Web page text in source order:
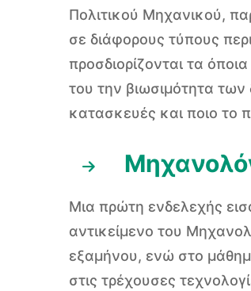
Πολιτικού Μηχανικού,
σε διάφορους τύπους
προσδιορίζονται τα
του την βιωσιμότητα
κατασκευές και ποιο το
Μια πρώτη ενδελεχής
αντικείμενο του
εξαμήνου, ενώ στο
στις τρέχουσες